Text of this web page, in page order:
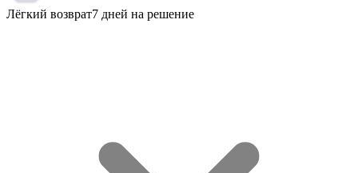
Лёгкий возврат7 дней на решение